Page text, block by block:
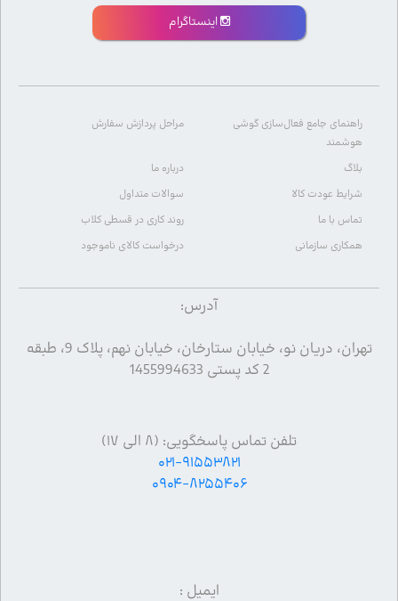
اینستاگرام
راهنمای جامع فعال‌سازی گوشی
هوشمند
مراحل پردازش سفارش
بلاگ
درباره ما
شرایط عودت کالا
سوالات متداول
تماس با ما
روند کاری در قسطی کلاب
همکاری سازمانی
درخواست کالای ناموجود
آدرس:
تهران، دریان نو، خیابان ستارخان، خیابان نهم، پلاک 9، طبقه
2 کد پستی 1455994633
تلفن تماس پاسخگویی: (۸ الی ۱۷)
۰۲۱-۹۱۵۵۳۸۲۱
۰۹۰۴-۸۲۵۵۴۰۶
ایمیل :